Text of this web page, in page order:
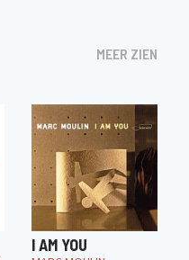
MEER ZIEN
I AM YOU